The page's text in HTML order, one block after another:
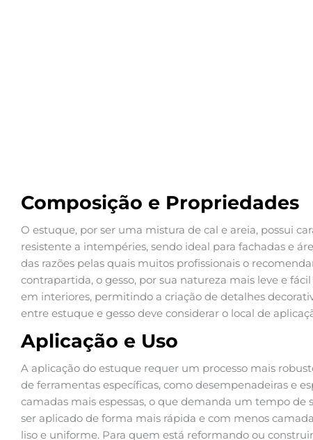
Composição e Propriedades
O estuque, por ser uma mistura de cal e areia, possui
resistente a intempéries, sendo ideal para fachadas e
das razões pelas quais muitos profissionais o
contrapartida, o gesso, por sua natureza mais leve e
em interiores, permitindo a criação de detalhes
entre estuque e gesso deve considerar o local de
Aplicação e Uso
A aplicação do estuque requer um processo mais
de ferramentas específicas, como desempenadeiras e
camadas mais espessas, o que demanda um tempo de
ser aplicado de forma mais rápida e com menos
liso e uniforme. Para quem está reformando ou